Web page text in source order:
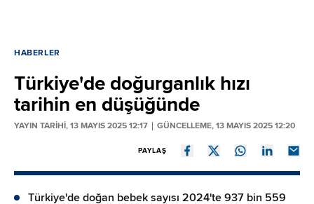
HABERLER
Türkiye'de doğurganlık hızı
tarihin en düşüğünde
YAYIN TARİHİ, 13 MAYIS 2025 12:17 GÜNCELLEME, 13 MAYIS 2025 12:20
PAYLAŞ
Türkiye'de doğan bebek sayısı 2024'te 937 bin 559